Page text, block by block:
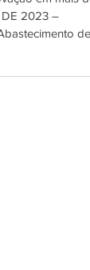
em mais de
2023 –